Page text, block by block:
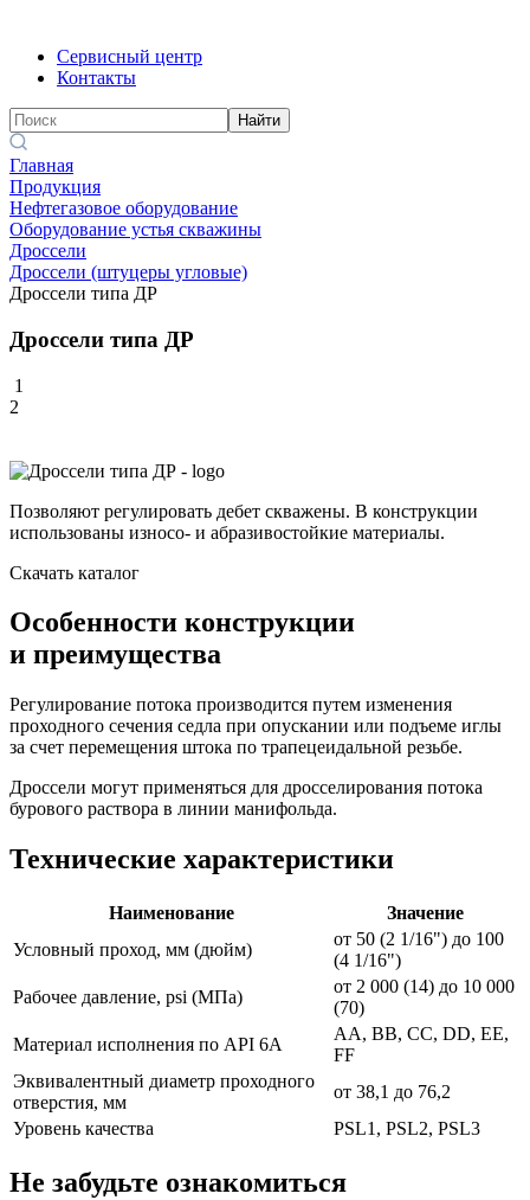
Сервисный центр
Контакты
Найти
Главная
Продукция
Нефтегазовое оборудование
Оборудование устья скважины
Дроссели
Дроссели (штуцеры угловые)
Дроссели типа ДР
Дроссели типа ДР
1
2
Позволяют регулировать дебет скважены. В конструкции
использованы износо- и абразивостойкие материалы.
Скачать каталог
Особенности конструкции
и преимущества
Регулирование потока производится путем изменения
проходного сечения седла при опускании или подъеме иглы
за счет перемещения штока по трапецеидальной резьбе.
Дроссели могут применяться для дросселирования потока
бурового раствора в линии манифольда.
Технические характеристики
Наименование
Значение
Условный проход, мм (дюйм)
от 50 (2 1/16") до 100
(4 1/16")
Рабочее давление, psi (МПа)
от 2 000 (14) до 10 000
(70)
Материал исполнения по API 6A
AA, BB, СС, DD, EE,
FF
Эквивалентный диаметр проходного
отверстия, мм
от 38,1 до 76,2
Уровень качества
PSL1, PSL2, PSL3
Не забудьте ознакомиться